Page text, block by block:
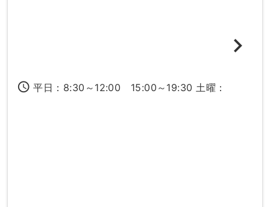
access_time 平日：8:30～12:00 15:00～19:30 土曜：